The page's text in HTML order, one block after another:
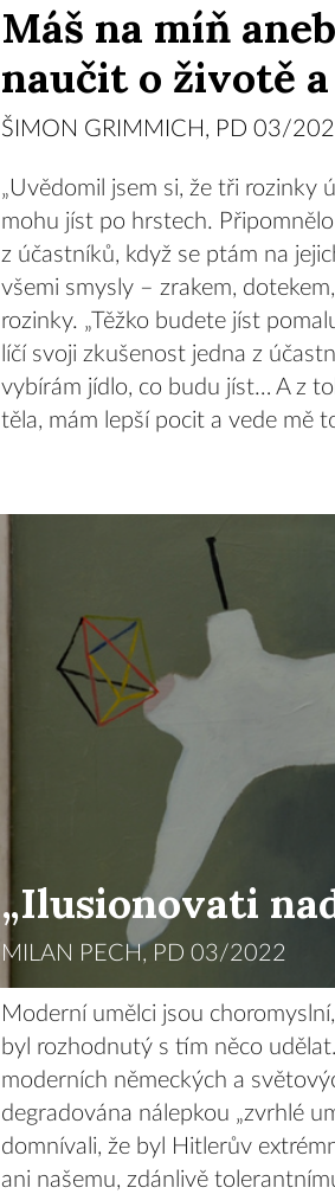
Máš na míň
naučit o životě
ŠIMON GRIMMICH, PD 03/
„Uvědomil jsem si, že tři rozinky
mohu jíst po hrstech.
z účastníků, když se ptám na
všemi smysly – zrakem,
rozinky. „Těžko budete jíst
líčí svoji zkušenost jedna z
vybírám jídlo, co budu jíst… A z
těla, mám lepší pocit a vede mě
„Ilusionovati
MILAN PECH, PD 03/2022
Moderní umělci jsou
byl rozhodnutý s tím něco
moderních německých a
degradována nálepkou „zvrhlé
domnívali, že byl Hitlerův
ani našemu, zdánlivě